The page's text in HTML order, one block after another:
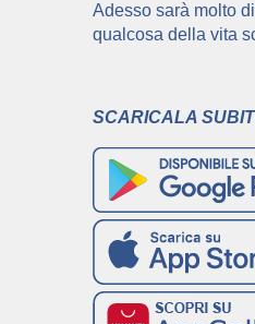
Adesso sarà molto
qualcosa della vita
SCARICALA